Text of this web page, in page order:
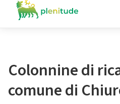
Colonnine di
comune di